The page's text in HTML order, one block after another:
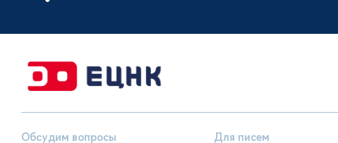
Обсудим вопросы Для писем